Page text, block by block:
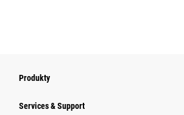
Produkty
Services & Support